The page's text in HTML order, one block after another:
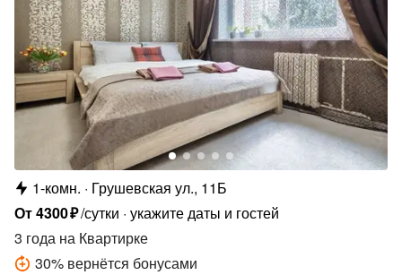
1-комн.
Грушевская ул., 11Б
От4300₽/сутки укажите даты и гостей
3 года на Квартирке
30% вернётся бонусами